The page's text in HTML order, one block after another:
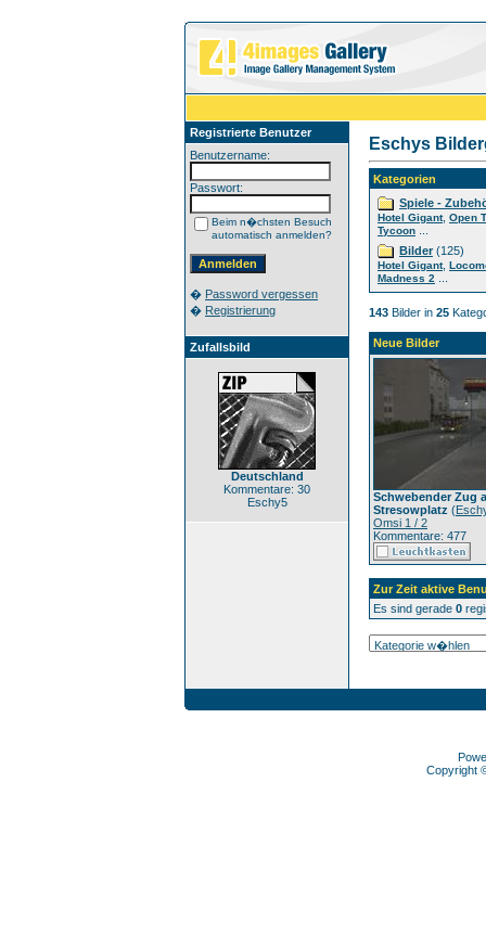
Registrierte Benutzer
Benutzername:
Passwort:
Beim n�chsten Besuch
automatisch anmelden?
� Password vergessen
� Registrierung
Zufallsbild
Deutschland
Kommentare: 30
Eschy5
Eschys
Kategorien
Spiele -
Hotel Gigant, Open
Tycoon
Bilder(125)
Hotel Gigant,
Madness 2
143 Bilder in 25
Neue Bilder
Schwebender Zug
Stresowplatz (
Omsi 1 / 2
Kommentare: 477
Zur Zeit aktive
Es sind gerade 0
Copyright